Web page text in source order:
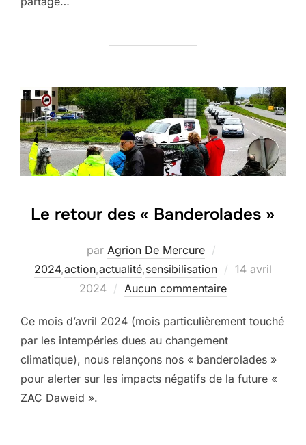
Le retour des « Banderolades »
par Agrion De Mercure
2024,action,actualité,sensibilisation
Publié
14 avril
2024
Aucun commentaire
Ce mois d’avril 2024 (mois particulièrement touché
par les intempéries dues au changement
climatique), nous relançons nos « banderolades »
pour alerter sur les impacts négatifs de la future «
ZAC Daweid ».